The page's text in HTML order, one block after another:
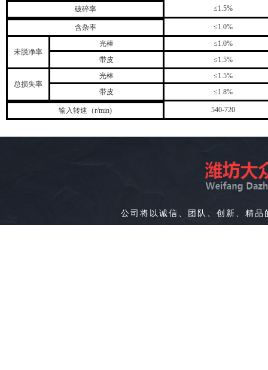
破碎率 ≤1.5%
含杂率 ≤1.0%
未脱净率
光棒
≤1.0%
带皮
≤1.5%
总损失率
光棒
≤1.5%
带皮
≤1.8%
输入转速（r/min) 540-720
公司将以诚信、团队、创新、精